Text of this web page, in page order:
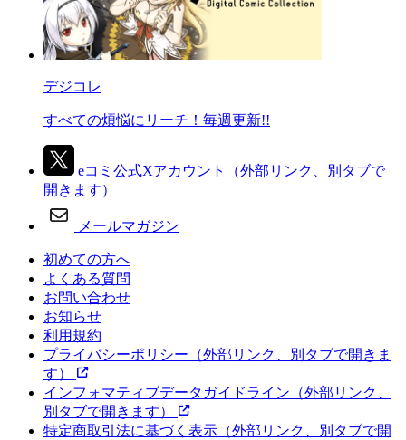
デジコレ
すべての煩悩にリーチ！毎週更新!!
eコミ公式Xアカウント
（外部リンク、別タブで
開きます）
メールマガジン
初めての方へ
よくある質問
お問い合わせ
お知らせ
利用規約
プライバシーポリシー （外部リンク、別タブで開きま
す）
インフォマティブデータガイドライン （外部リンク、
別タブで開きます）
特定商取引法に基づく表示 （外部リンク、別タブで開